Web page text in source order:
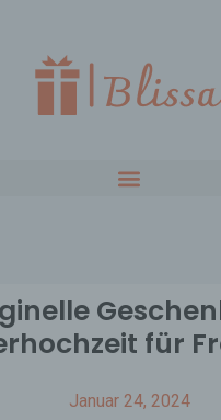
für
Januar 24, 2024